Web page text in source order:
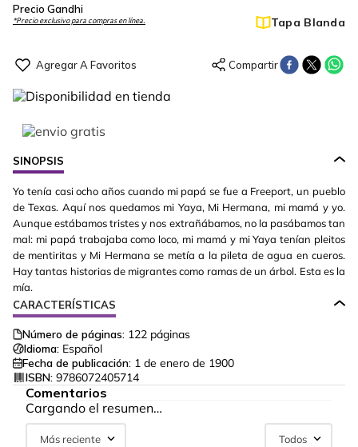
Precio Gandhi
*Precio exclusivo para compras en línea. Tapa Blanda
SINOPSIS
Yo tenía casi ocho años cuando mi papá se fue a Freeport, un pueblo
de Texas. Aquí nos quedamos mi Yaya, Mi Hermana, mi mamá y yo.
Aunque estábamos tristes y nos extrañábamos, no la pasábamos tan
mal: mi papá trabajaba como loco, mi mamá y mi Yaya tenían pleitos
de mentiritas y Mi Hermana se metía a la pileta de agua en cueros.
Hay tantas historias de migrantes como ramas de un árbol. Esta es la
mía.
CARACTERÍSTICAS
Número de páginas: 122 páginas
Idioma: Español
Fecha de publicación: 1 de enero de 1900
ISBN: 9786072405714
Comentarios
Cargando el resumen…
Más reciente Todos